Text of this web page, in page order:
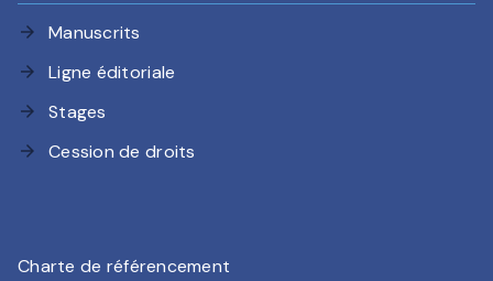
arrow_forward Manuscrits
arrow_forward Ligne éditoriale
arrow_forward Stages
arrow_forward Cession de droits
Charte de référencement